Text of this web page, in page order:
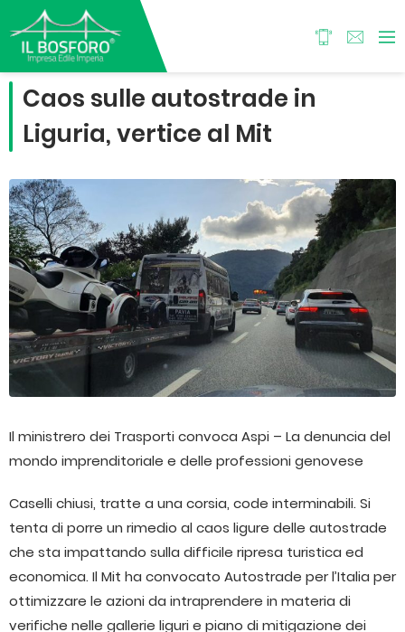
Caos sulle autostrade in
Liguria, vertice al Mit
Il ministrero dei Trasporti convoca Aspi – La denuncia del
mondo imprenditoriale e delle professioni genovese
Caselli chiusi, tratte a una corsia, code interminabili. Si
tenta di porre un rimedio al caos ligure delle autostrade
che sta impattando sulla difficile ripresa turistica ed
economica. Il Mit ha convocato Autostrade per l’Italia per
ottimizzare le azioni da intraprendere in materia di
verifiche nelle gallerie liguri e piano di mitigazione dei